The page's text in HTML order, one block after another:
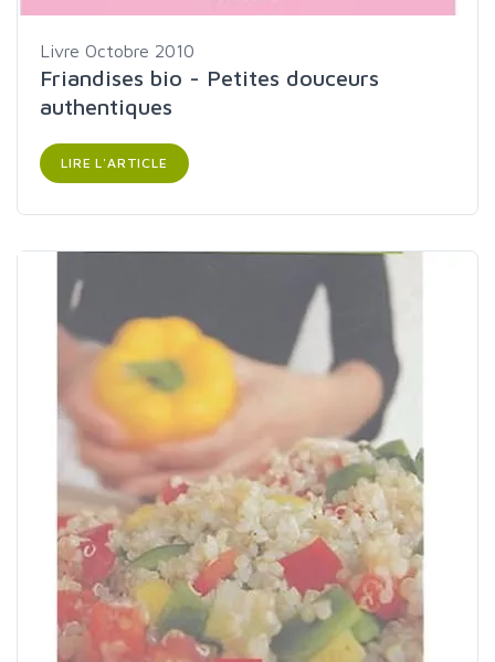
Livre Octobre 2010
Friandises bio - Petites douceurs
authentiques
LIRE L'ARTICLE